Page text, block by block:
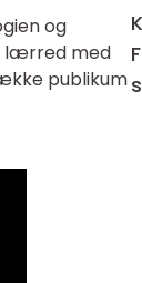
og
lærred med
publikum